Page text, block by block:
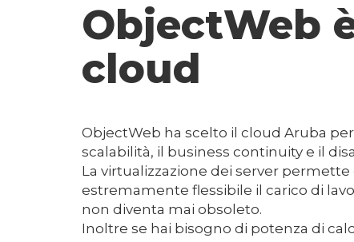
ObjectWeb
cloud
ObjectWeb ha scelto il cloud Aruba
scalabilità, il business continuity e il
La virtualizzazione dei server
estremamente flessibile il carico di
non diventa mai obsoleto.
Inoltre se hai bisogno di potenza di